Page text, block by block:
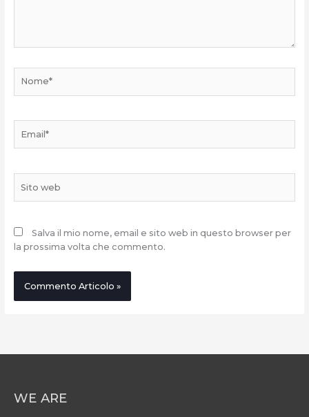
web
Salva il mio nome, email e sito web in questo browser per
la prossima volta che commento.
WE ARE